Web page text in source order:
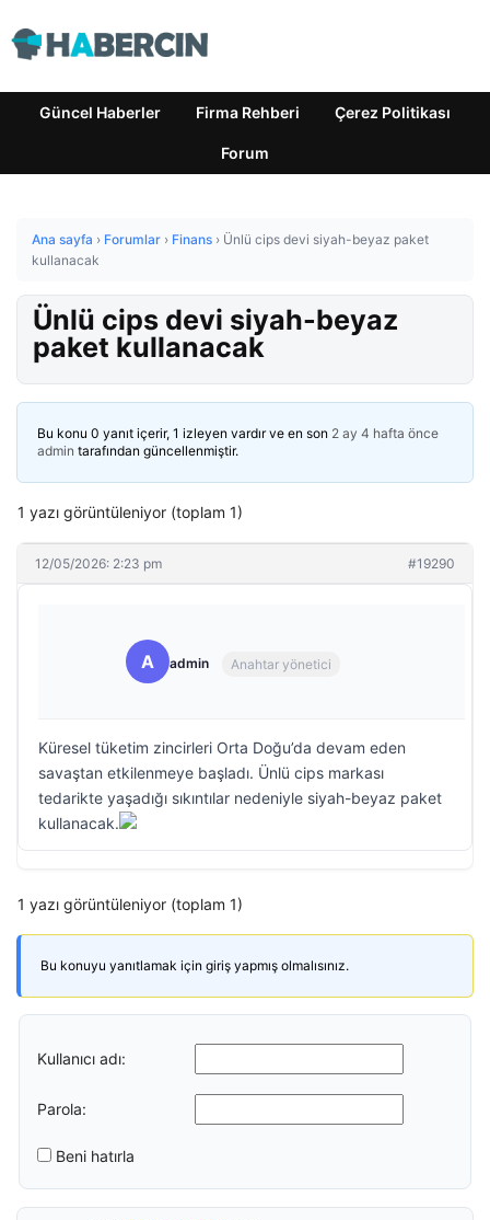
Güncel Haberler Firma Rehberi Çerez Politikası
Forum
Ana sayfa › Forumlar › Finans › Ünlü cips devi siyah-beyaz paket
kullanacak
Ünlü cips devi siyah-beyaz
paket kullanacak
Bu konu 0 yanıt içerir, 1 izleyen vardır ve en son 2 ay 4 hafta önce
admin tarafından güncellenmiştir.
1 yazı görüntüleniyor (toplam 1)
12/05/2026: 2:23 pm #19290
A admin Anahtar yönetici
Küresel tüketim zincirleri Orta Doğu’da devam eden
savaştan etkilenmeye başladı. Ünlü cips markası
tedarikte yaşadığı sıkıntılar nedeniyle siyah-beyaz paket
kullanacak.
1 yazı görüntüleniyor (toplam 1)
Bu konuyu yanıtlamak için giriş yapmış olmalısınız.
Kullanıcı adı:
Parola:
Beni hatırla